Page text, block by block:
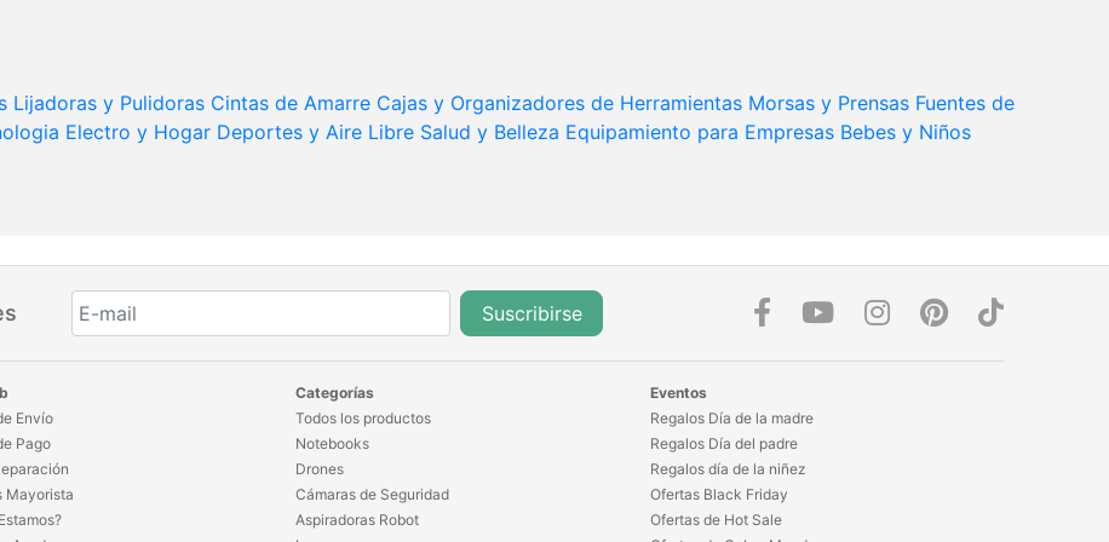
Lijadoras y Pulidoras Cintas de Amarre Cajas y Organizadores de Herramientas Morsas y Prensas Fuentes de
Electro y Hogar Deportes y Aire Libre Salud y Belleza Equipamiento para Empresas Bebes y Niños
Suscribirse
Envío
Pago
Mayorista
Categorías
Todos los productos
Notebooks
Drones
Cámaras de Seguridad
Aspiradoras Robot
Eventos
Regalos Día de la madre
Regalos Día del padre
Regalos día de la niñez
Ofertas Black Friday
Ofertas de Hot Sale